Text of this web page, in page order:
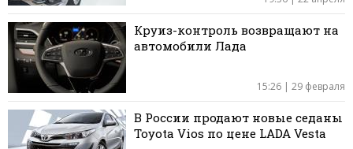
Круиз-контроль возвращают на
автомобили Лада
15:26 | 29 февраля
В России продают новые седаны
Toyota Vios по цене LADA Vesta